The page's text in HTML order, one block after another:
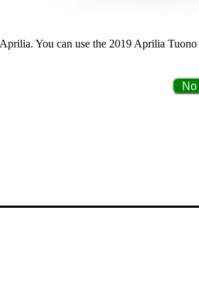
You can use the 2019 Aprilia